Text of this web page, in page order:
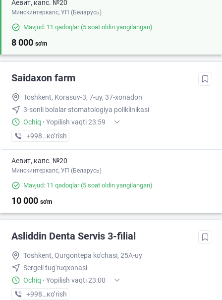
Аевит, капс. №20
Минскинтеркапс, УП (Беларусь)
Mavjud: 11 qadoqlar(5 soat oldin yangilangan)
8 000 so'm
Saidaxon farm
Toshkent, Korasuv-3, 7-uy, 37-xonadon
3-sonli bolalar stomatologiya poliklinikasi
Ochiq · Yopilish vaqti 23:59
+998 (77) XXX-XX-XX
кo’rish
Аевит, капс. №20
Минскинтеркапс, УП (Беларусь)
Mavjud: 11 qadoqlar(5 soat oldin yangilangan)
10 000 so'm
Asliddin Denta Servis 3-filial
Toshkent, Qurgontepa ko'chasi, 25A-uy
Sergeli tug'ruqxonasi
Ochiq · Yopilish vaqti 23:00
+998 (94) XXX-XX-XX
кo’rish